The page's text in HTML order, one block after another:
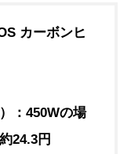
カーボンヒ
：450Wの場
24.3円